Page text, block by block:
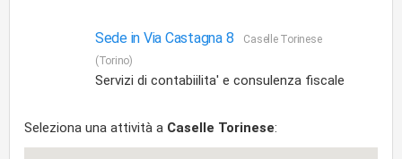
Sede in Via Castagna 8
Caselle Torinese
(Torino)
Servizi di contabiilita' e consulenza fiscale
Seleziona una attività a Caselle Torinese: